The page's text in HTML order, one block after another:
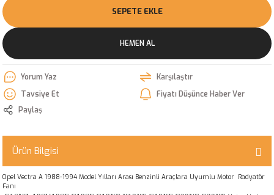
SEPETE EKLE
HEMEN AL
Yorum Yaz
Karşılaştır
Tavsiye Et
Fiyatı Düşünce Haber Ver
Paylaş
Ürün Bilgisi
Opel Vectra A 1988-1994 Model Yılları Arası Benzinli Araçlara Uyumlu Motor Radyatör
Fanı